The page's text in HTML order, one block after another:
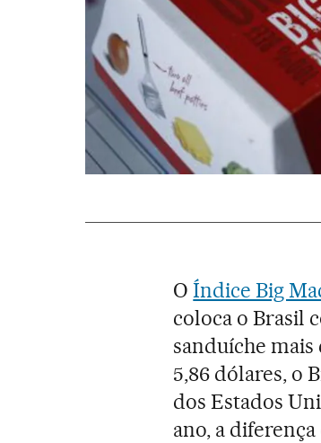
OÍndice Big
coloca o Brasil
sanduíche mais
5,86 dólares, o
dos Estados
ano, a